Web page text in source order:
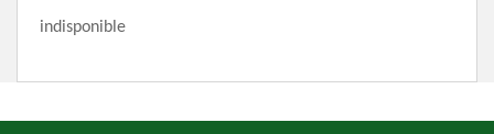
indisponible